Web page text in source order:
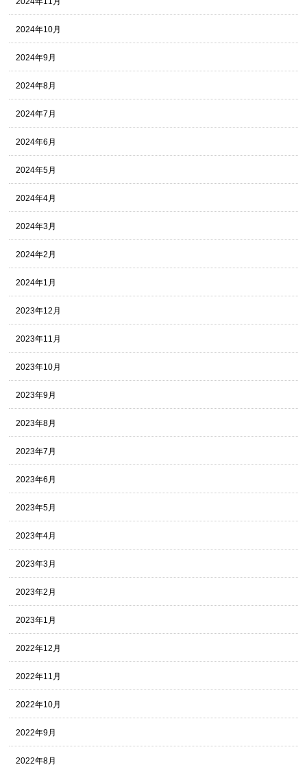
2024年10月
2024年9月
2024年8月
2024年7月
2024年6月
2024年5月
2024年4月
2024年3月
2024年2月
2024年1月
2023年12月
2023年11月
2023年10月
2023年9月
2023年8月
2023年7月
2023年6月
2023年5月
2023年4月
2023年3月
2023年2月
2023年1月
2022年12月
2022年11月
2022年10月
2022年9月
2022年8月